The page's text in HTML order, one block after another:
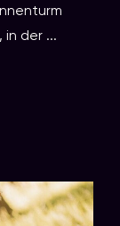
der ...